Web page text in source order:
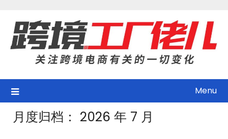
content
Menu
月度归档： 2026 年 7 月